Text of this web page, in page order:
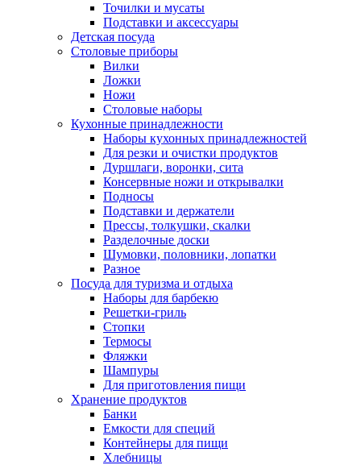
Точилки и мусаты
Подставки и аксессуары
Детская посуда
Столовые приборы
Вилки
Ложки
Ножи
Столовые наборы
Кухонные принадлежности
Наборы кухонных принадлежностей
Для резки и очистки продуктов
Дуршлаги, воронки, сита
Консервные ножи и открывалки
Подносы
Подставки и держатели
Прессы, толкушки, скалки
Разделочные доски
Шумовки, половники, лопатки
Разное
Посуда для туризма и отдыха
Наборы для барбекю
Решетки-гриль
Стопки
Термосы
Фляжки
Шампуры
Для приготовления пищи
Хранение продуктов
Банки
Емкости для специй
Контейнеры для пищи
Хлебницы